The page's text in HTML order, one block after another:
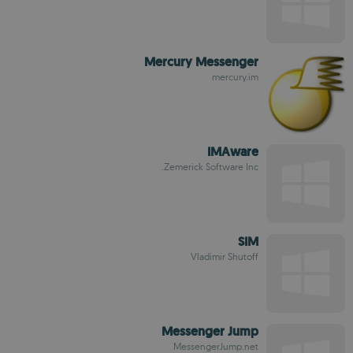
Mercury Messenger
mercury.im
IMAware
Zemerick Software Inc.
SIM
Vladimir Shutoff
Messenger Jump
MessengerJump.net